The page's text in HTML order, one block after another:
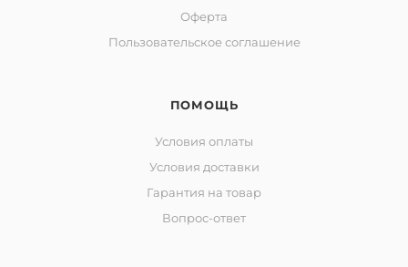
Оферта
Пользовательское соглашение
ПОМОЩЬ
Условия оплаты
Условия доставки
Гарантия на товар
Вопрос-ответ